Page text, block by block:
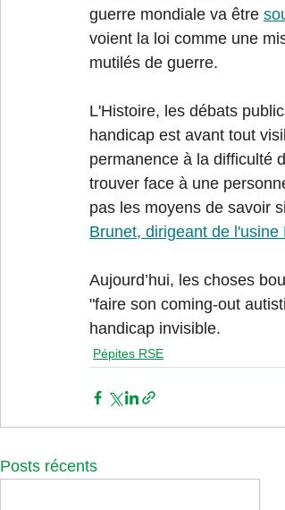
guerre mondiale va être
voient la loi comme une
mutilés de guerre.
L'Histoire, les débats
handicap est avant tout
permanence à la difficulté
trouver face à une
pas les moyens de savoir
Brunet, dirigeant de l'usine
Aujourd’hui, les choses
"faire son coming-out
handicap invisible.
Pépites RSE
Posts récents